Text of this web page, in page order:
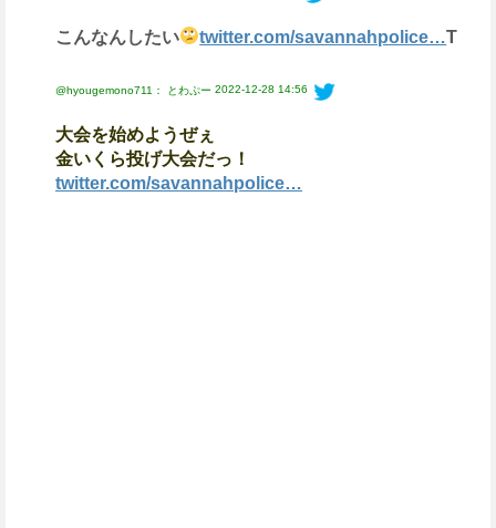
こんなんしたい twitter.com/savannahpolice…T
@hyougemono711： とわぷー 2022-12-28 14:56
大会を始めようぜぇ
金いくら投げ大会だっ！
twitter.com/savannahpolice…